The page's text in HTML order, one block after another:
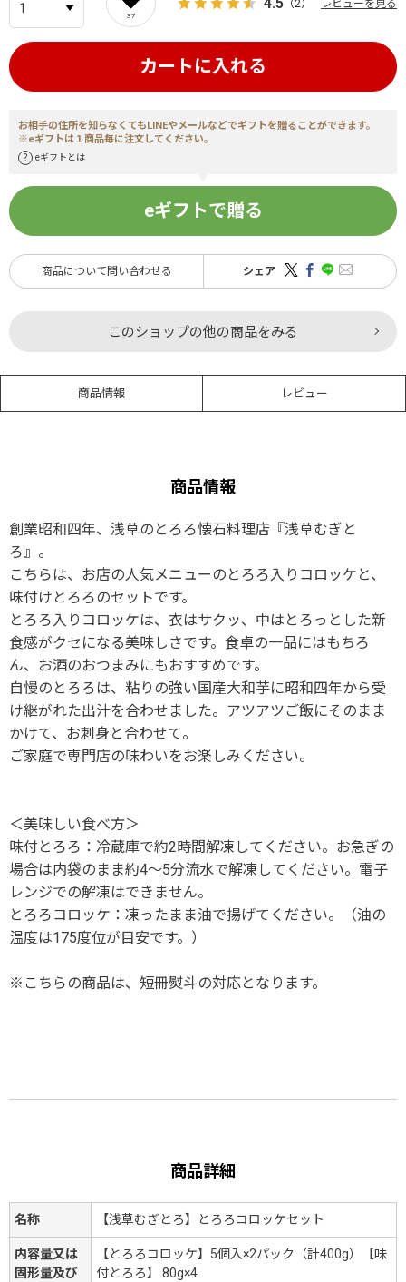
37
（2） レビューを見る
カートに入れる
お相手の住所を知らなくてもLINEやメールなどでギフトを贈ることができます。
※eギフトは１商品毎に注文してください。
eギフトとは
eギフトで贈る
商品について問い合わせる シェア
このショップの他の商品をみる
商品情報 レビュー
商品情報
創業昭和四年、浅草のとろろ懐石料理店『浅草むぎと
ろ』。
こちらは、お店の人気メニューのとろろ入りコロッケと、
味付けとろろのセットです。
とろろ入りコロッケは、衣はサクッ、中はとろっとした新
食感がクセになる美味しさです。食卓の一品にはもちろ
ん、お酒のおつまみにもおすすめです。
自慢のとろろは、粘りの強い国産大和芋に昭和四年から受
け継がれた出汁を合わせました。アツアツご飯にそのまま
かけて、お刺身と合わせて。
ご家庭で専門店の味わいをお楽しみください。
＜美味しい食べ方＞
味付とろろ：冷蔵庫で約2時間解凍してください。お急ぎの
場合は内袋のまま約4～5分流水で解凍してください。電子
レンジでの解凍はできません。
とろろコロッケ：凍ったまま油で揚げてください。（油の
温度は175度位が目安です。）
※こちらの商品は、短冊熨斗の対応となります。
商品詳細
名称 【浅草むぎとろ】とろろコロッケセット
内容量又は
固形量及び
【とろろコロッケ】5個入×2パック（計400g）【味
付とろろ】 80g×4